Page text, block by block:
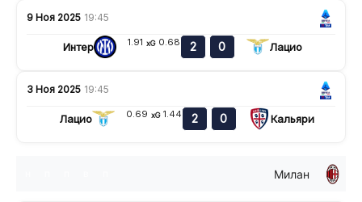
9 Ноя 2025 19:45
Интер 1.91 xG 0.68 2 0 Лацио
3 Ноя 2025 19:45
Лацио 0.69 xG 1.44 2 0 Кальяри
Милан